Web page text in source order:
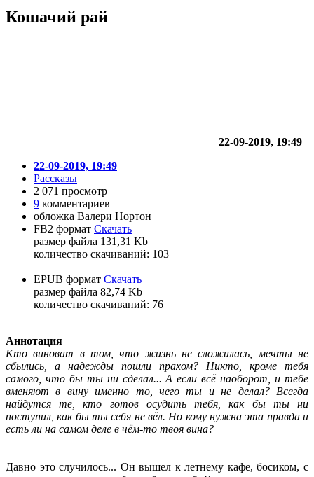
Кошачий рай
22-09-2019, 19:49
22-09-2019, 19:49
Рассказы
2 071 просмотр
9 комментариев
обложка Валери Нортон
FB2 формат Скачать
размер файла 131,31 Kb
количество cкачиваний: 103
EPUB формат Скачать
размер файла 82,74 Kb
количество cкачиваний: 76
Аннотация
Кто виноват в том, что жизнь не сложилась, мечты не
сбылись, а надежды пошли прахом? Никто, кроме тебя
самого, что бы ты ни сделал... А если всё наоборот, и тебе
вменяют в вину именно то, чего ты и не делал? Всегда
найдутся те, кто готов осудить тебя, как бы ты ни
поступил, как бы ты себя не вёл. Но кому нужна эта правда и
есть ли на самом деле в чём-то твоя вина?
Давно это случилось... Он вышел к летнему кафе, босиком, с